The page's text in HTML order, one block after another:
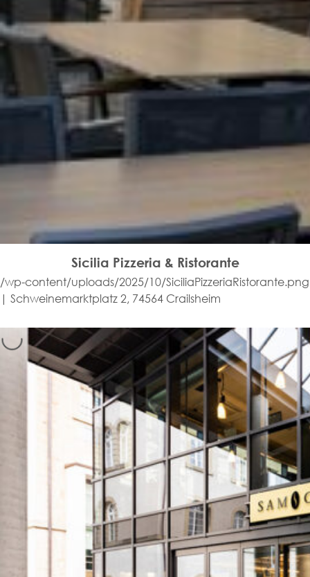
Sicilia Pizzeria & Ristorante
/wp-content/uploads/2025/10/SiciliaPizzeriaRistorante.png
| Schweinemarktplatz 2, 74564 Crailsheim